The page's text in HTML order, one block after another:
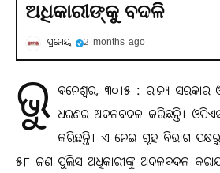
ଅଧିକାରୀଙ୍କୁ ବଦଳି
ପ୍ରମେୟ 2 months ago
ଭୁ ବନେଶ୍ବର, ୩୦।୫ : ରାଜ୍ୟ ସରକାର
ଧରଣର ଅଦଳବଦଳ କରିଛନ୍ତି।
କରିଛନ୍ତି। ଏ ନେଇ ଗୃହ ବିଭାଗ ପକ୍ଷରୁ
୫୮ ଜଣ ପୁଲିସ ଅଧିକାରୀଙ୍କୁ ଅଦଳବଦଳ